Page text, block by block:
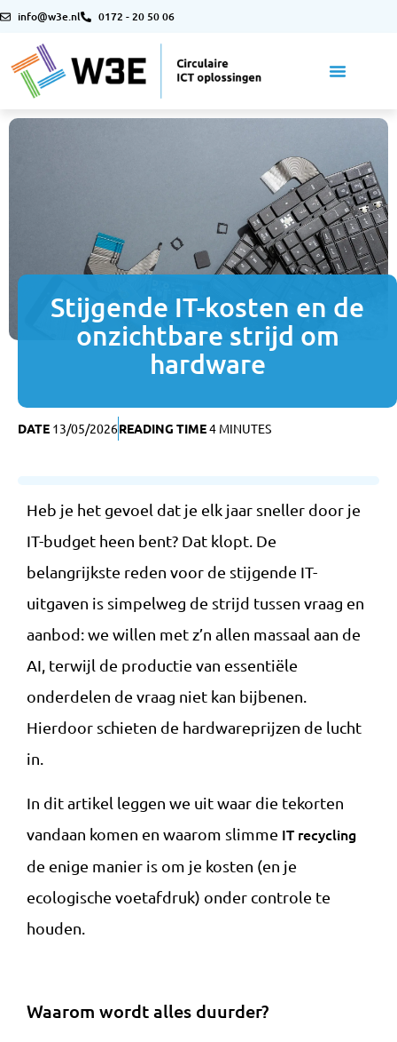
info@w3e.nl 0172 - 20 50 06
Stijgende IT-kosten en de
onzichtbare strijd om
hardware
DATE 13/05/2026READING TIME4 MINUTES
Heb je het gevoel dat je elk jaar sneller door je
IT-budget heen bent? Dat klopt. De
belangrijkste reden voor de stijgende IT-
uitgaven is simpelweg de strijd tussen vraag en
aanbod: we willen met z’n allen massaal aan de
AI, terwijl de productie van essentiële
onderdelen de vraag niet kan bijbenen.
Hierdoor schieten de hardwareprijzen de lucht
in.
In dit artikel leggen we uit waar die tekorten
vandaan komen en waarom slimme IT recycling
de enige manier is om je kosten (en je
ecologische voetafdruk) onder controle te
houden.
Waarom wordt alles duurder?